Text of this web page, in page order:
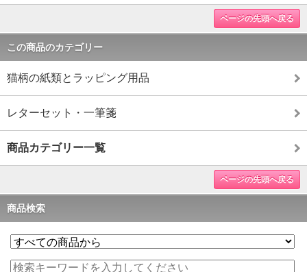
ページの先頭へ戻る
この商品のカテゴリー
猫柄の紙類とラッピング用品
レターセット・一筆箋
商品カテゴリー一覧
ページの先頭へ戻る
商品検索